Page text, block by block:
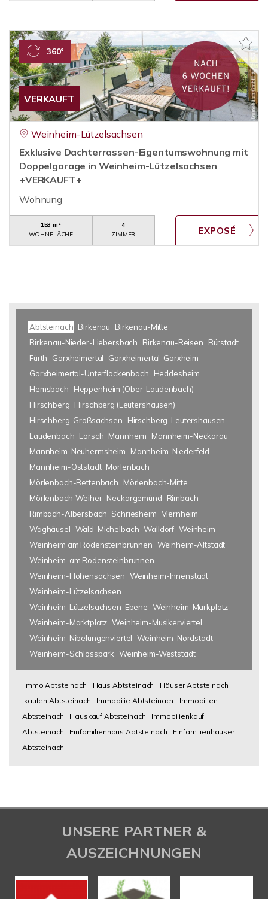
VERKAUFT
360°
Weinheim-Lützelsachsen
Exklusive Dachterrassen-Eigentumswohnung mit
Doppelgarage in Weinheim-Lützelsachsen
+VERKAUFT+
Wohnung
153 m²
WOHNFLÄCHE
4
ZIMMER
Abtsteinach Birkenau
Birkenau-Mitte
Birkenau-Nieder-Liebersbach
Birkenau-Reisen
Bürstadt
Fürth
Gorxheimertal
Gorxheimertal-Gorxheim
Gorxheimertal-Unterflockenbach
Heddesheim
Hemsbach
Heppenheim (Ober-Laudenbach)
Hirschberg Hirschberg (Leutershausen)
Hirschberg-Großsachsen
Hirschberg-Leutershausen
Laudenbach Lorsch Mannheim
Mannheim-Neckarau
Mannheim-Neuhermsheim
Mannheim-Niederfeld
Mannheim-Oststadt Mörlenbach
Mörlenbach-Bettenbach
Mörlenbach-Mitte
Mörlenbach-Weiher Neckargemünd
Rimbach
Rimbach-Albersbach Schriesheim Viernheim
Waghäusel Wald-Michelbach Walldorf Weinheim
Weinheim am Rodensteinbrunnen Weinheim-Altstadt
Weinheim-am Rodensteinbrunnen
Weinheim-Hohensachsen Weinheim-Innenstadt
Weinheim-Lützelsachsen
Weinheim-Lützelsachsen-Ebene Weinheim-Markplatz
Weinheim-Marktplatz Weinheim-Musikerviertel
Weinheim-Nibelungenviertel Weinheim-Nordstadt
Weinheim-Schlosspark Weinheim-Weststadt
Immo Abtsteinach Haus Abtsteinach
Häuser Abtsteinach
kaufen Abtsteinach
Immobilie Abtsteinach
Immobilien
Abtsteinach
Hauskauf Abtsteinach
Immobilienkauf
Abtsteinach
Einfamilienhaus Abtsteinach
Einfamilienhäuser
Abtsteinach
UNSERE PARTNER &
AUSZEICHNUNGEN